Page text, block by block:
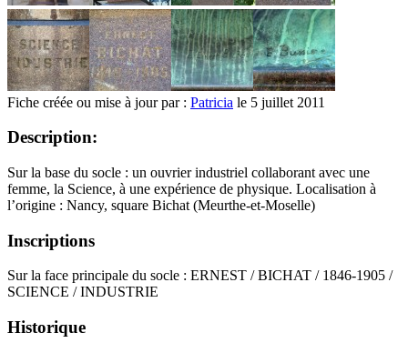
Fiche créée ou mise à jour par : Patricia le 5 juillet 2011
Description:
Sur la base du socle : un ouvrier industriel collaborant avec une
femme, la Science, à une expérience de physique. Localisation à
l’origine : Nancy, square Bichat (Meurthe-et-Moselle)
Inscriptions
Sur la face principale du socle : ERNEST / BICHAT / 1846-1905 /
SCIENCE / INDUSTRIE
Historique